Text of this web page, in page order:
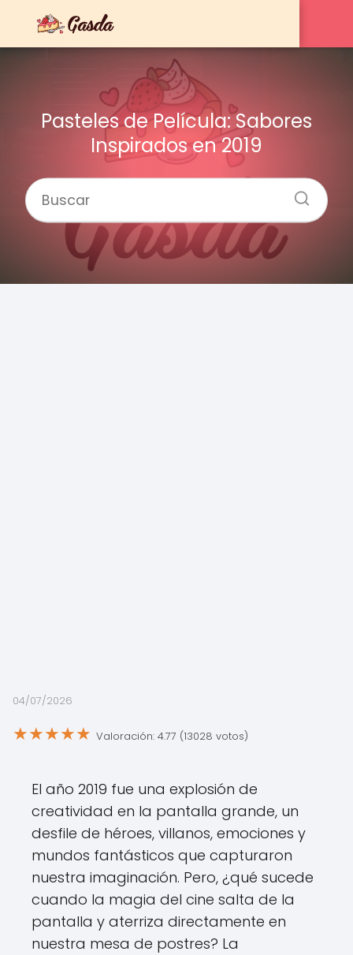
Pasteles de Película: Sabores
Inspirados en 2019
04/07/2026
★★★★★ Valoración: 4.77 (13028 votos)
El año 2019 fue una explosión de
creatividad en la pantalla grande, un
desfile de héroes, villanos, emociones y
mundos fantásticos que capturaron
nuestra imaginación. Pero, ¿qué sucede
cuando la magia del cine salta de la
pantalla y aterriza directamente en
nuestra mesa de postres? La